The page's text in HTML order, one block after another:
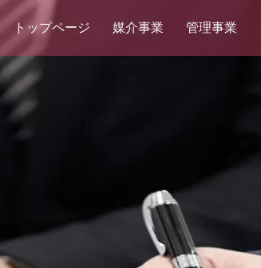
トップページ 媒介事業 管理事業